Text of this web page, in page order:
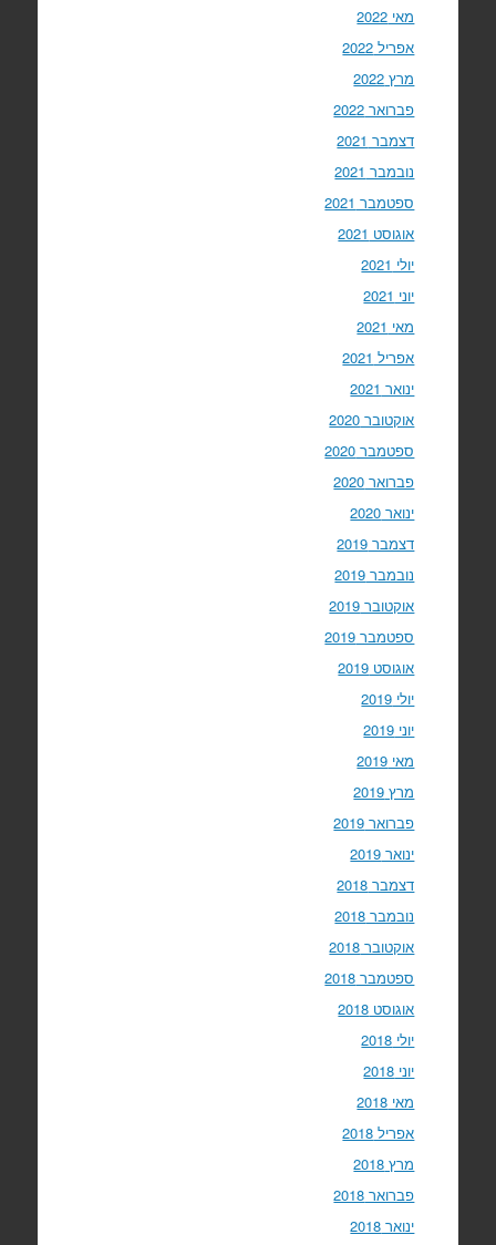
מאי 2022
אפריל 2022
מרץ 2022
פברואר 2022
דצמבר 2021
נובמבר 2021
ספטמבר 2021
אוגוסט 2021
יולי 2021
יוני 2021
מאי 2021
אפריל 2021
ינואר 2021
אוקטובר 2020
ספטמבר 2020
פברואר 2020
ינואר 2020
דצמבר 2019
נובמבר 2019
אוקטובר 2019
ספטמבר 2019
אוגוסט 2019
יולי 2019
יוני 2019
מאי 2019
מרץ 2019
פברואר 2019
ינואר 2019
דצמבר 2018
נובמבר 2018
אוקטובר 2018
ספטמבר 2018
אוגוסט 2018
יולי 2018
יוני 2018
מאי 2018
אפריל 2018
מרץ 2018
פברואר 2018
ינואר 2018